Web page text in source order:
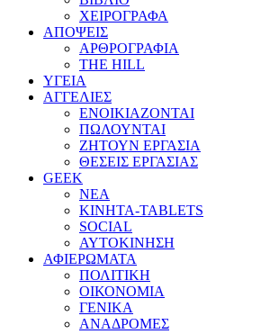
ΧΕΙΡΟΓΡΑΦΑ
ΑΠΟΨΕΙΣ
ΑΡΘΡΟΓΡΑΦΙΑ
THE HILL
ΥΓΕΙΑ
ΑΓΓΕΛΙΕΣ
ΕΝΟΙΚΙΑΖΟΝΤΑΙ
ΠΩΛΟΥΝΤΑΙ
ΖΗΤΟΥΝ ΕΡΓΑΣΙΑ
ΘΕΣΕΙΣ ΕΡΓΑΣΙΑΣ
GEEK
ΝΕΑ
ΚΙΝΗΤΑ-TABLETS
SOCIAL
ΑΥΤΟΚΙΝΗΣΗ
ΑΦΙΕΡΩΜΑΤΑ
ΠΟΛΙΤΙΚΗ
ΟΙΚΟΝΟΜΙΑ
ΓΕΝΙΚΑ
ΑΝΑΔΡΟΜΕΣ